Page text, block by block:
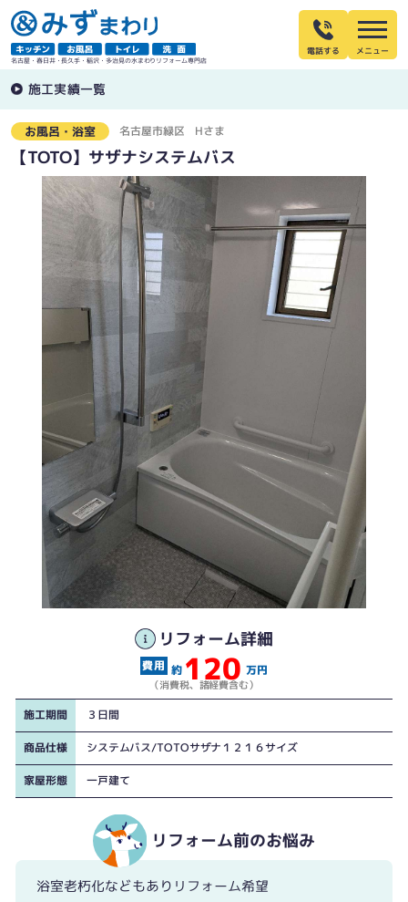
名古屋・春日井・長久手・稲沢・多治見の水まわりリフォーム専門店
電話する
施工実績一覧
お風呂・浴室 名古屋市緑区 Hさま
【TOTO】サザナシステムバス
リフォーム詳細
約 120 万円
（消費税、諸経費含む）
施工期間 ３日間
商品仕様 システムバス/TOTOサザナ１２１６サイズ
家屋形態 一戸建て
リフォーム前のお悩み
浴室老朽化などもありリフォーム希望